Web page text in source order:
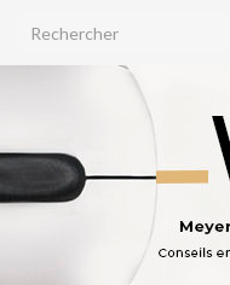
Search for: